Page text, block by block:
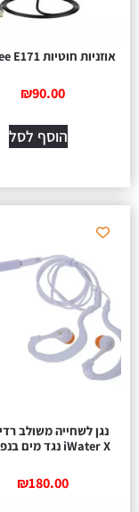
אוזניות ‏חוטיות Avantree E171
₪90.00
הוסף לסל
iWater X נגד מים בנפח 4GB
₪180.00